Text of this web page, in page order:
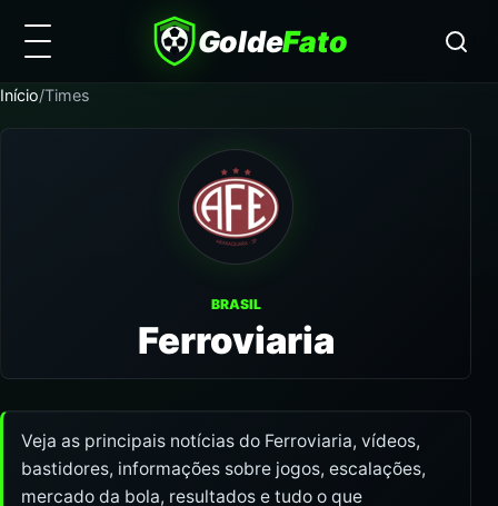
GoldeFato
Início/Times
BRASIL
Ferroviaria
Veja as principais notícias do Ferroviaria, vídeos,
bastidores, informações sobre jogos, escalações,
mercado da bola, resultados e tudo o que